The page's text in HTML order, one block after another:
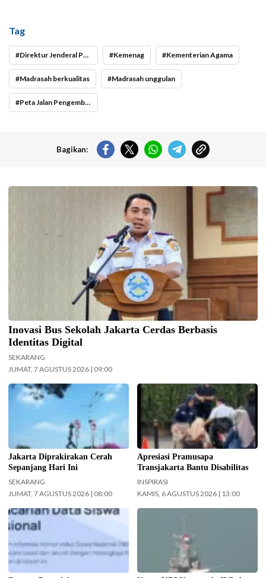
Tag
Direktur Jenderal Pendidikan Islam Amien Suyitno Kemenag Kementerian Agama
Madrasah berkualitas Madrasah unggulan
Peta Jalan Pengembangan Madrasah 2025-2029
Bagikan:
Kepala UPAS Dishub DKI Jakarta, Koharudin. (Foto: Nugroho Sejati-
Inovasi Bus Sekolah Jakarta Cerdas Berbasis
Identitas Digital
SEKARANG
JUMAT, 7 AGUSTUS 2026 | 09:00
Ilustrasi langit cerah naungi
Jakarta hari ini. (Foto: Doc-
Jakarta Diprakirakan Cerah
Sepanjang Hari Ini
SEKARANG
JUMAT, 7 AGUSTUS 2026 | 08:00
Pramusapa Transjakarta bantu
disabilitas.(Foto: Istimewa-
beritajakarta.id)
Apresiasi Pramusapa
Transjakarta Bantu Disabilitas
INSPIRASI
KAMIS, 6 AGUSTUS 2026 | 13:00
Kemendikdasmen gerak cepat
(gercep) melakukan verifikasi dan
penelusuran terhadap informasi
soal dugaan penyalahgunaan Data
Pokok Pendidikan (Dapodik).
(Foto: ist)
TNI Terintegrasi Tahun 2026 yang
digelar di Daerah Latihan TNI AL
Pantai Todak, Dabo Singkep,
Kabupaten Lingga, Kepulauan Riau.